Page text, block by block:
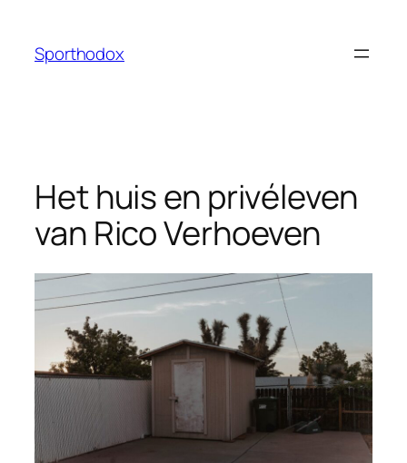
Sporthodox
Het huis en privéleven
van Rico Verhoeven